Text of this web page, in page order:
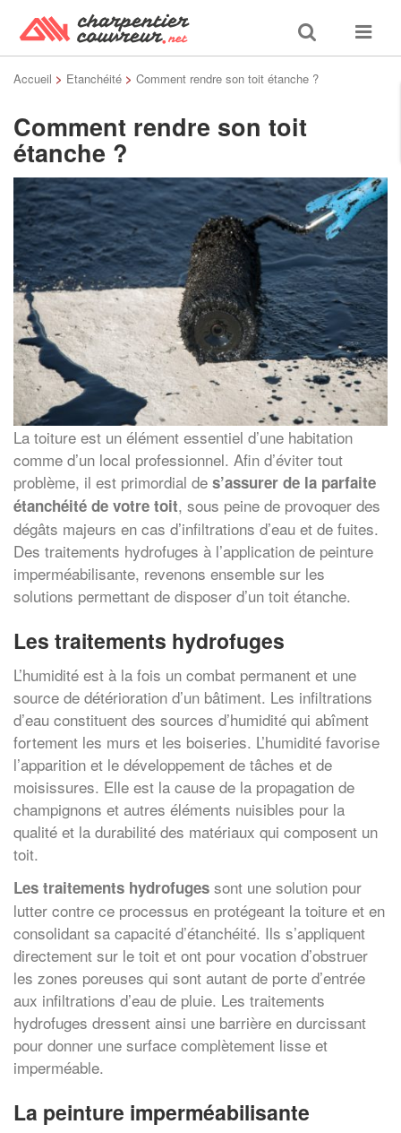
Toggle
search
Toggle
Accueil > Etanchéité > Comment rendre son toit étanche ?
Comment rendre son toit
étanche ?
La toiture est un élément essentiel d’une habitation
comme d’un local professionnel. Afin d’éviter tout
problème, il est primordial de s’assurer de la parfaite
étanchéité de votre toit, sous peine de provoquer des
dégâts majeurs en cas d’infiltrations d’eau et de fuites.
Des traitements hydrofuges à l’application de peinture
imperméabilisante, revenons ensemble sur les
solutions permettant de disposer d’un toit étanche.
Les traitements hydrofuges
L’humidité est à la fois un combat permanent et une
source de détérioration d’un bâtiment. Les infiltrations
d’eau constituent des sources d’humidité qui abîment
fortement les murs et les boiseries. L’humidité favorise
l’apparition et le développement de tâches et de
moisissures. Elle est la cause de la propagation de
champignons et autres éléments nuisibles pour la
qualité et la durabilité des matériaux qui composent un
toit.
Les traitements hydrofuges sont une solution pour
lutter contre ce processus en protégeant la toiture et en
consolidant sa capacité d’étanchéité. Ils s’appliquent
directement sur le toit et ont pour vocation d’obstruer
les zones poreuses qui sont autant de porte d’entrée
aux infiltrations d’eau de pluie. Les traitements
hydrofuges dressent ainsi une barrière en durcissant
pour donner une surface complètement lisse et
imperméable.
La peinture imperméabilisante